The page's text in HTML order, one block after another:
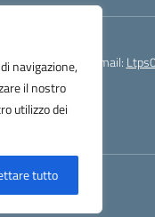
navigazione,
il nostro
utilizzo dei
tutto
06 9257678 Email: